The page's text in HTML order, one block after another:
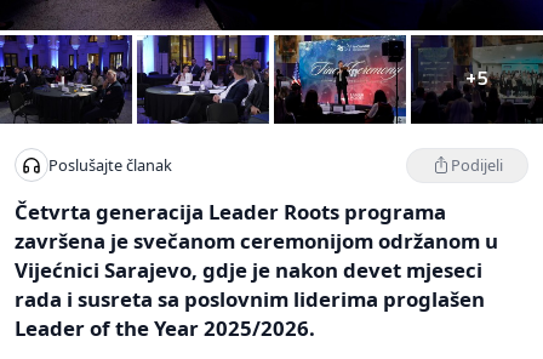
+5
Poslušajte članak Podijeli
Četvrta generacija Leader Roots programa
završena je svečanom ceremonijom održanom u
Vijećnici Sarajevo, gdje je nakon devet mjeseci
rada i susreta sa poslovnim liderima proglašen
Leader of the Year 2025/2026.